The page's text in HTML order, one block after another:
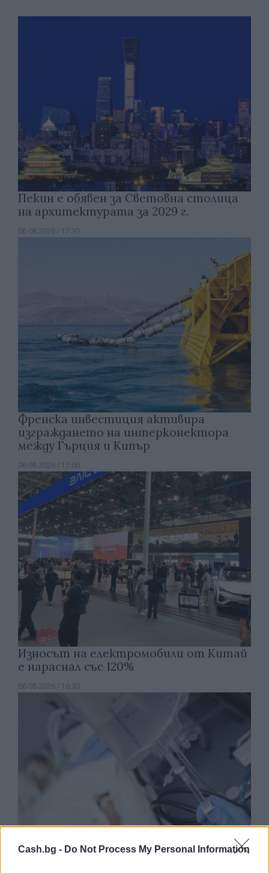
Cash.bg - Do Not Process My Personal Information
Пекин е обявен за Световна столица
на архитектурата за 2029 г.
06.08.2026 / 17:30
Френска инвестиция активира
изграждането на интерконектора
между Гърция и Кипър
06.08.2026 / 17:06
Износът на електромобили от Китай
е нараснал със 120%
06.08.2026 / 16:30